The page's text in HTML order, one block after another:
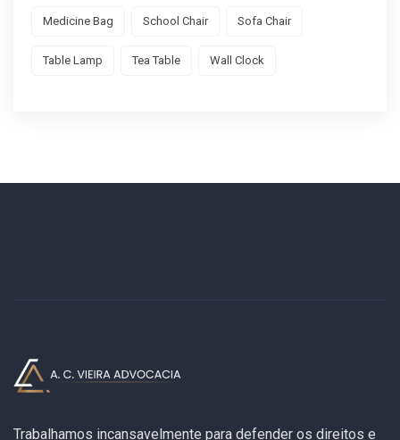
Medicine Bag School Chair Sofa Chair
Table Lamp Tea Table Wall Clock
Trabalhamos incansavelmente para defender os direitos e